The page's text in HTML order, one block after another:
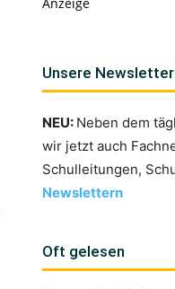
Unsere Newsletter
NEU: Neben dem
wir jetzt auch
Schulleitungen,
Newslettern
Oft gelesen